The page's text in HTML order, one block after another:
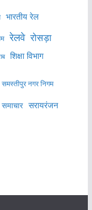
भारतीय रेल
रेलवे रोसड़ा
शिक्षा विभाग
समस्तीपुर नगर निगम
सरायरंजन